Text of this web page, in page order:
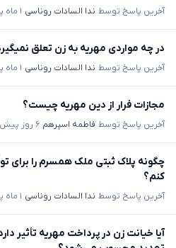
آخرین پاسخ توسط ندا السادات روناسی ۱ ماه پیش
در چه مواردی مهریه به زن تعلق
آخرین پاسخ توسط ندا السادات روناسی ۱ ماه پیش
مجازات فرار از دین مهریه چیست؟
آخرین پاسخ توسط فاطمه اسپرهم ۶ روز پیش
چگونه پلاک ثبتی ملک همسرم را برای
کنم؟
آخرین پاسخ توسط ندا السادات روناسی ۱ ماه پیش
آیا خیانت زن در پرداخت مهریه تأثیر